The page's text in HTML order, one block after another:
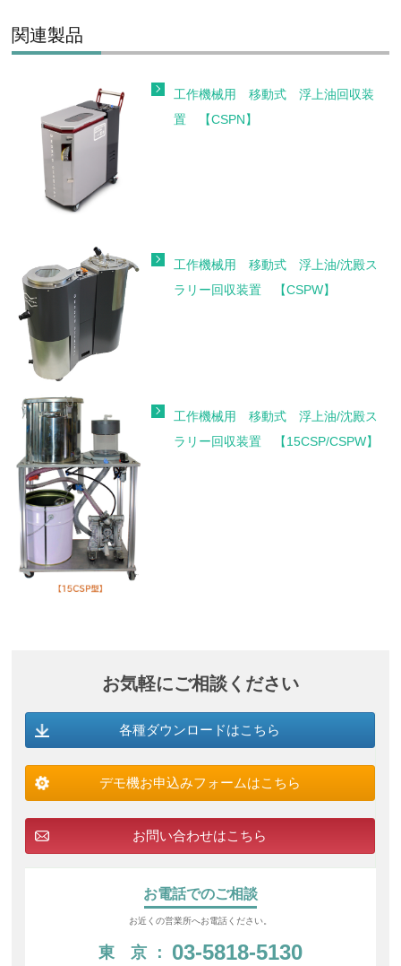
関連製品
工作機械用 移動式 浮上油回収装
置 【CSPN】
工作機械用 移動式 浮上油/沈殿ス
ラリー回収装置 【CSPW】
工作機械用 移動式 浮上油/沈殿ス
ラリー回収装置 【15CSP/CSPW】
お気軽にご相談ください
各種ダウンロードはこちら
デモ機お申込みフォームはこちら
お問い合わせはこちら
お電話でのご相談
お近くの営業所へお電話ください。
東 京： 03-5818-5130